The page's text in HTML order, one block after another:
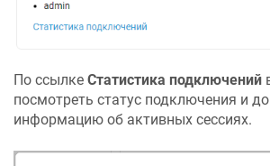
По ссылке Статистика подключений
посмотреть статус подключения и
информацию об активных сессиях.